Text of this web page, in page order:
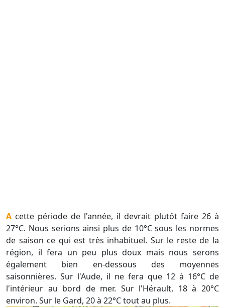
A cette période de l'année, il devrait plutôt faire 26 à
27°C. Nous serions ainsi plus de 10°C sous les normes
de saison ce qui est très inhabituel. Sur le reste de la
région, il fera un peu plus doux mais nous serons
également bien en-dessous des moyennes
saisonnières. Sur l'Aude, il ne fera que 12 à 16°C de
l'intérieur au bord de mer. Sur l'Hérault, 18 à 20°C
environ. Sur le Gard, 20 à 22°C tout au plus.